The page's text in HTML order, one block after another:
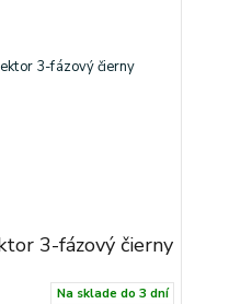
3-fázový čierny
Na sklade do 3 dní